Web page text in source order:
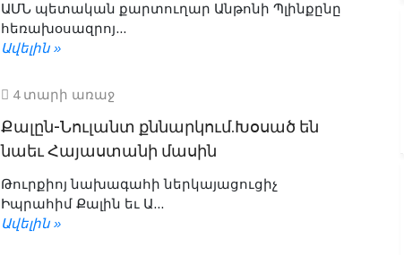
ԱՄՆ պետական քարտուղար Անթոնի Պլինքընը
հեռախօսազրոյ...
Ավելին »
4 տարի առաջ
Քալըն-Նուլանտ քննարկում.Խօսած են
նաեւ Հայաստանի մասին
Թուրքիոյ նախագահի ներկայացուցիչ
Իպրահիմ Քալին եւ Ա...
Ավելին »